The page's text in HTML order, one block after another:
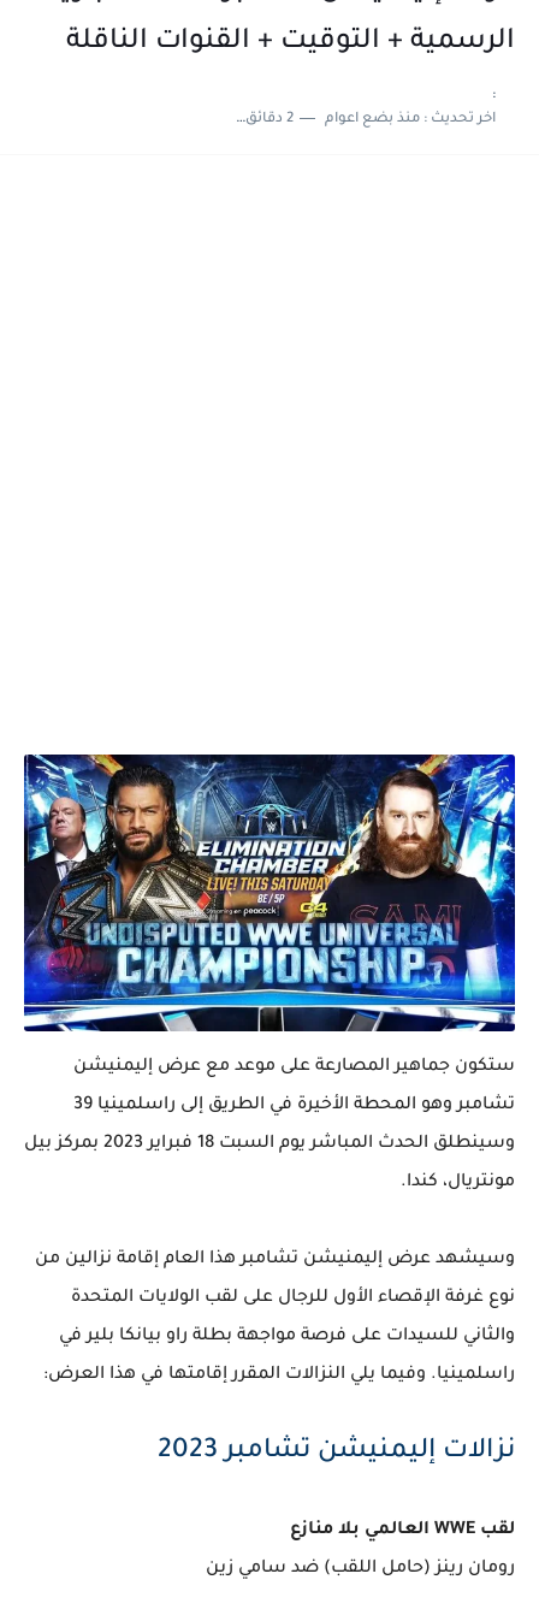
الرسمية + التوقيت + القنوات الناقلة
:
اخر تحديث :منذ بضع اعوام 2 دقائق للقراءة
ستكون جماهير المصارعة على موعد مع عرض إليمنيشن
تشامبر وهو المحطة الأخيرة في الطريق إلى راسلمينيا 39
وسينطلق الحدث المباشر يوم السبت 18 فبراير 2023 بمركز بيل
مونتريال، كندا.
وسيشهد عرض إليمنيشن تشامبر هذا العام إقامة نزالين من
نوع غرفة الإقصاء الأول للرجال على لقب الولايات المتحدة
والثاني للسيدات على فرصة مواجهة بطلة راو بيانكا بلير في
راسلمينيا. وفيما يلي النزالات المقرر إقامتها في هذا العرض:
نزالات إليمنيشن تشامبر 2023
لقب WWE العالمي بلا منازع
رومان رينز (حامل اللقب) ضد سامي زين